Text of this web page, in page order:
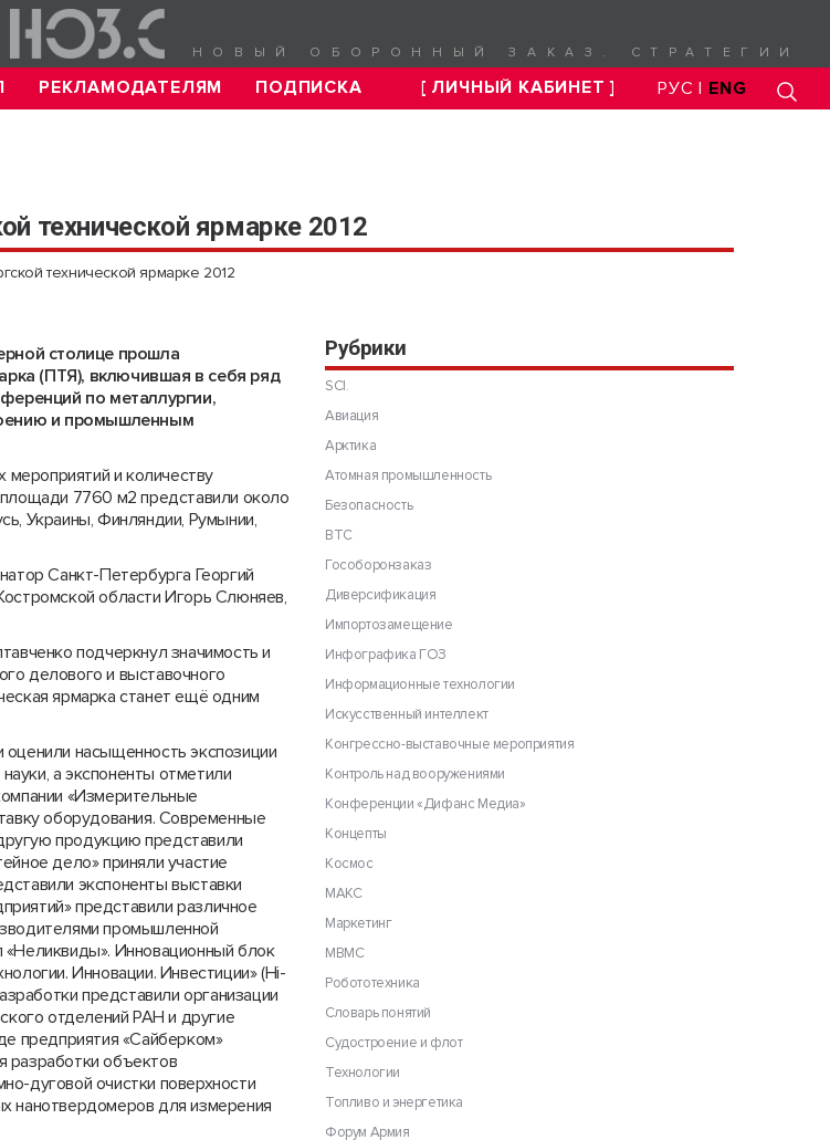
НОВЫЙ ОБОРОННЫЙ ЗАКАЗ. СТРАТЕГИИ
РЕКЛАМОДАТЕЛЯМ ПОДПИСКА [ ЛИЧНЫЙ КАБИНЕТ ] РУС | ENG
технической ярмарке 2012
технической ярмарке 2012
столице прошла
(ПТЯ), включившая в себя ряд
по металлургии,
и промышленным
и количеству
7760 м2 представили около
Украины, Финляндии, Румынии,
Санкт-Петербурга Георгий
области Игорь Слюняев,
подчеркнул значимость и
делового и выставочного
ярмарка станет ещё одним
насыщенность экспозиции
а экспоненты от­метили
«Измерительные
оборудования. Современные
продукцию представили
дело» приняли участие
экспоненты выставки
представили различное
промышленной
Инновационный блок
Инновации. Инвестиции» (Hi-
представили организации
отделений РАН и другие
предприятия «Сайберком»
разработки объектов
дуговой очистки поверхности
нанотвердомеров для измерения
Рубрики
SCI.
Авиация
Арктика
Атомная промышленность
Безопасность
ВТС
Гособоронзаказ
Диверсификация
Импортозамещение
Инфографика ГОЗ
Информационные технологии
Искусственный интеллект
Конгрессно-выставочные мероприятия
Контроль над вооружениями
Конференции «Дифанс Медиа»
Концепты
Космос
МАКС
Маркетинг
МВМС
Робототехника
Словарь понятий
Судостроение и флот
Технологии
Топливо и энергетика
Форум Армия